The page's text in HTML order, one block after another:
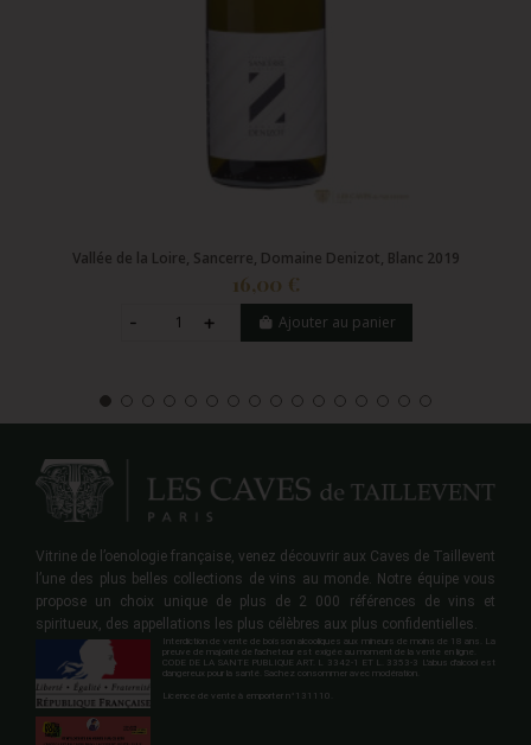
Vallée de la Loire, Sancerre, Domaine Denizot, Blanc 2019
16,00 €
Ajouter au panier
Vitrine de l’oenologie française, venez découvrir aux Caves de Taillevent
l’une des plus belles collections de vins au monde. Notre équipe vous
propose un choix unique de plus de 2 000 références de vins et
spiritueux, des appellations les plus célèbres aux plus confidentielles.
Interdiction de vente de boisson alcooliques aux mineurs de moins de 18 ans. La
preuve de majorité de l'acheteur est exigée au moment de la vente en ligne.
CODE DE LA SANTE PUBLIQUE ART. L 3342-1 ET L. 3353-3 L'abus d'alcool est
dangereux pour la santé. Sachez consommer avec modération.
Licence de vente à emporter n°131110.